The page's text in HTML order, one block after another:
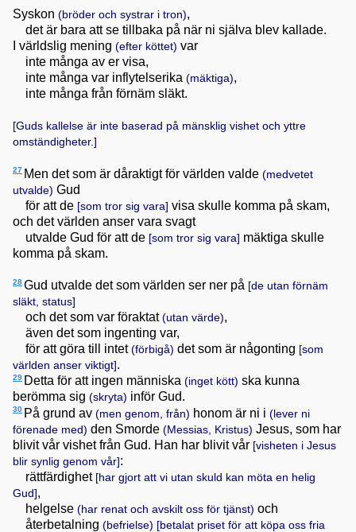
Syskon (bröder och systrar i tron),
det är bara att se tillbaka på när ni själva blev kallade.
I världslig mening (efter köttet) var
inte många av er visa,
inte många var inflytelserika (mäktiga),
inte många från förnäm släkt.
[Guds kallelse är inte baserad på mänsklig vishet och yttre
omständigheter.]
27 Men det som är dåraktigt för världen valde (medvetet
utvalde) Gud
för att de [som tror sig vara] visa skulle komma på skam,
och det världen anser vara svagt
utvalde Gud för att de [som tror sig vara] mäktiga skulle
komma på skam.
28Gud utvalde det som världen ser ner på [de utan förnäm
släkt, status]
och det som var föraktat (utan värde),
även det som ingenting var,
för att göra till intet (förbigå) det som är någonting [som
världen anser viktigt] .
29 Detta för att ingen människa (inget kött) ska kunna
berömma sig (skryta) inför Gud.
30 På grund av (men genom, från) honom är ni i (lever ni
förenade med) den Smorde (Messias, Kristus) Jesus, som har
blivit vår vishet från Gud. Han har blivit vår [visheten i Jesus
blir synlig genom vår]:
rättfärdighet [har gjort att vi utan skuld kan möta en helig
Gud],
helgelse (har renat och avskilt oss för tjänst) och
återbetalning (befrielse) [betalat priset för att köpa oss fria